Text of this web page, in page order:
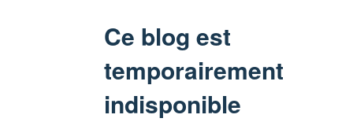
Ce blog est
temporairement
indisponible